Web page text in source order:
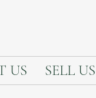
US SELL US